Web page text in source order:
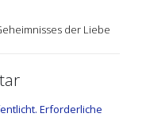
der Liebe
Erforderliche